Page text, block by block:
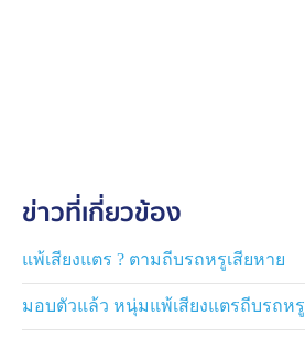
ข่าวที่เกี่ยวข้อง
แพ้เสียงแตร ? ตามถีบรถหรูเสียหาย
มอบตัวแล้ว หนุ่มแพ้เสียงแตรถีบรถหรู